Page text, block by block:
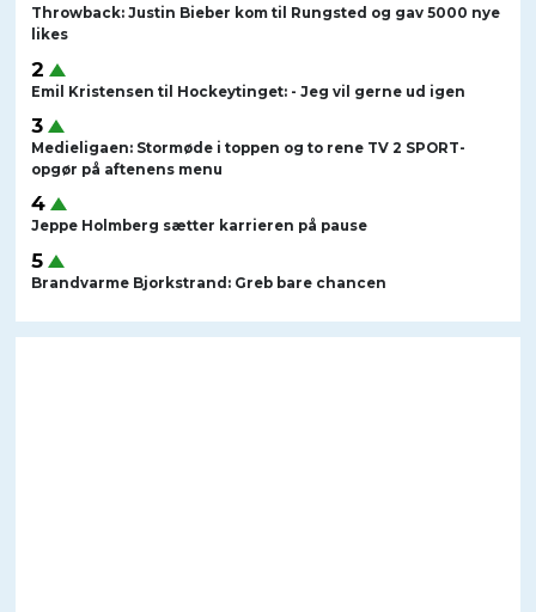
Throwback: Justin Bieber kom til Rungsted og gav 5000 nye
likes
Emil Kristensen til Hockeytinget: - Jeg vil gerne ud igen
Medieligaen: Stormøde i toppen og to rene TV 2 SPORT-
opgør på aftenens menu
Jeppe Holmberg sætter karrieren på pause
Brandvarme Bjorkstrand: Greb bare chancen